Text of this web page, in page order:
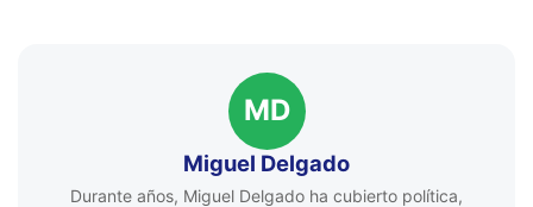
MD
Miguel Delgado
Durante años, Miguel Delgado ha cubierto política,